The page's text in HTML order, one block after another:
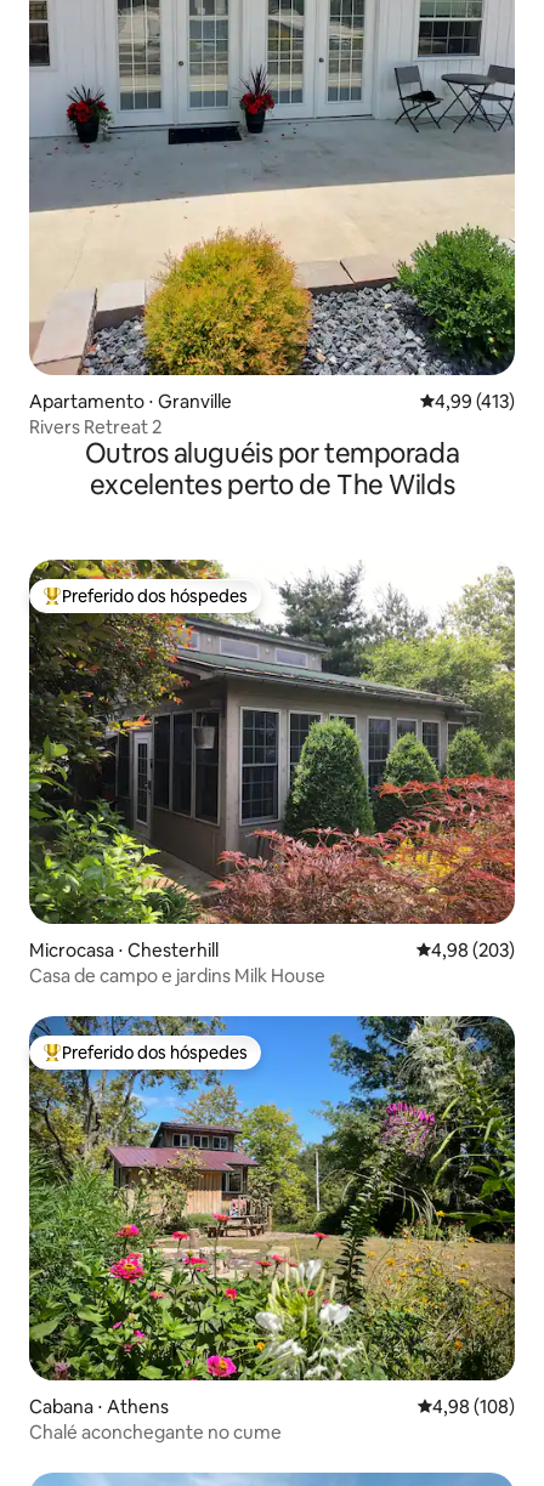
Apartamento ⋅ Granville 4,99 de uma
4,99 (413)
Rivers Retreat 2
Outros aluguéis por temporada
excelentes perto de The Wilds
Entre os melhores preferidos dos hóspedes
Preferido dos hóspedes
Microcasa ⋅ Chesterhill 4,98 de uma
4,98 (203)
Casa de campo e jardins Milk House
Entre os melhores preferidos dos hóspedes
Preferido dos hóspedes
Cabana ⋅ Athens 4,98 de uma
4,98 (108)
Chalé aconchegante no cume